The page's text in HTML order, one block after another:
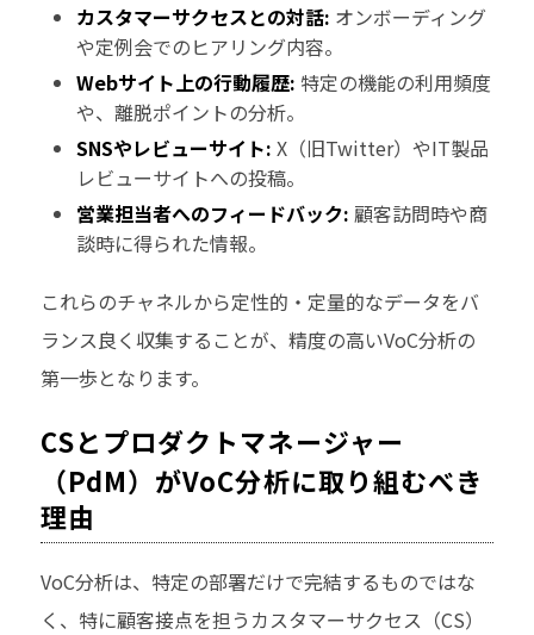
カスタマーサクセスとの対話: オンボーディング
や定例会でのヒアリング内容。
Webサイト上の行動履歴: 特定の機能の利用頻度
や、離脱ポイントの分析。
SNSやレビューサイト: X（旧Twitter）やIT製品
レビューサイトへの投稿。
営業担当者へのフィードバック: 顧客訪問時や商
談時に得られた情報。
これらのチャネルから定性的・定量的なデータをバ
ランス良く収集することが、精度の高いVoC分析の
第一歩となります。
CSとプロダクトマネージャー
（PdM）がVoC分析に取り組むべき
理由
VoC分析は、特定の部署だけで完結するものではな
く、特に顧客接点を担うカスタマーサクセス（CS）